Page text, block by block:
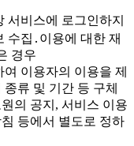
서비스에 로그인하지
수집․이용에 대한 재
경우
이용자의 이용을 제
류 및 기간 등 구체
의 공지, 서비스 이용
등에서 별도로 정하